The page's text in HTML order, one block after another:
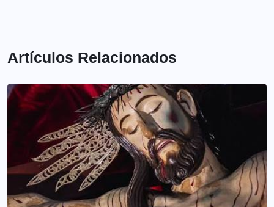
Artículos Relacionados